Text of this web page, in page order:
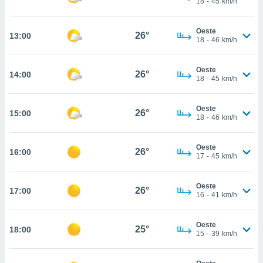
caso,
cookies
ou
ao
13:00 26°
Oeste
18 - 46 km/h
14:00 26°
Oeste
18 - 45 km/h
15:00 26°
Oeste
18 - 46 km/h
16:00 26°
Oeste
17 - 45 km/h
17:00 26°
Oeste
16 - 41 km/h
18:00 25°
Oeste
15 - 39 km/h